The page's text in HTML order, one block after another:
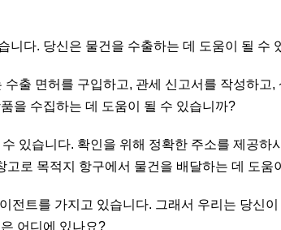
니다. 당신은 물건을 수출하는 데 도움이 될 수
출 면허를 구입하고, 관세 신고서를 작성하고,
을 수집하는 데 도움이 될 수 있습니까?
있습니다. 확인을 위해 정확한 주소를 제공하
고로 목적지 항구에서 물건을 배달하는 데 도움
전트를 가지고 있습니다. 그래서 우리는 당신
어디에 있나요?